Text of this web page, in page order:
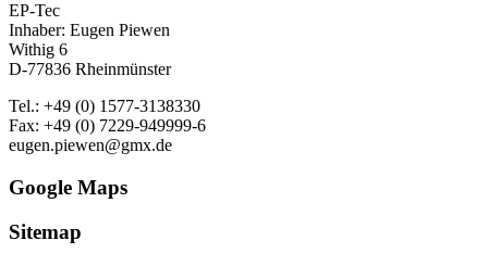
EP-Tec
Inhaber: Eugen Piewen
Withig 6
D-77836 Rheinmünster
Tel.: +49 (0) 1577-3138330
Fax: +49 (0) 7229-949999-6
eugen.piewen@gmx.de
Google Maps
Sitemap